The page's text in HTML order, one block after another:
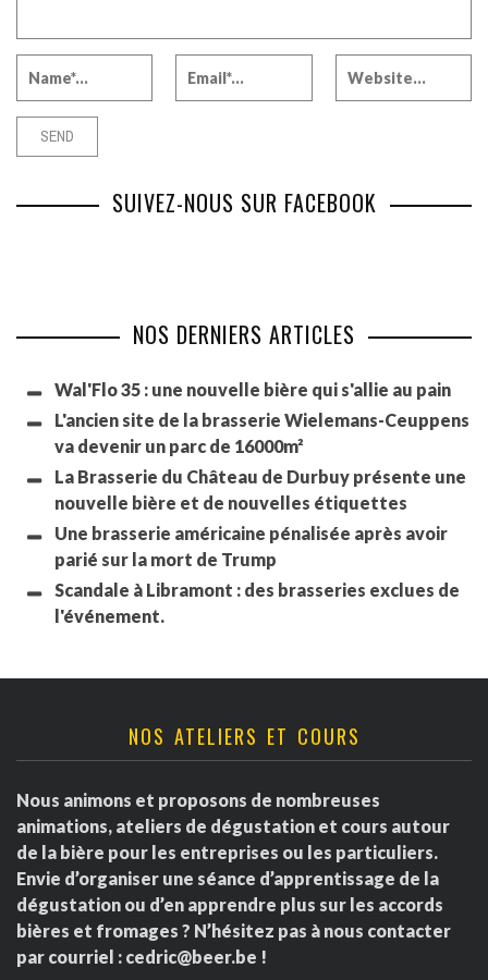
SUIVEZ-NOUS SUR FACEBOOK
NOS DERNIERS ARTICLES
Wal'Flo 35 : une nouvelle bière qui s'allie au pain
L'ancien site de la brasserie Wielemans-Ceuppens
va devenir un parc de 16000m²
La Brasserie du Château de Durbuy présente une
nouvelle bière et de nouvelles étiquettes
Une brasserie américaine pénalisée après avoir
parié sur la mort de Trump
Scandale à Libramont : des brasseries exclues de
l'événement.
NOS ATELIERS ET COURS
Nous animons et proposons de nombreuses
animations, ateliers de dégustation et cours autour
de la bière pour les entreprises ou les particuliers.
Envie d’organiser une séance d’apprentissage de la
dégustation ou d’en apprendre plus sur les accords
bières et fromages ? N’hésitez pas à nous contacter
par courriel : cedric@beer.be !